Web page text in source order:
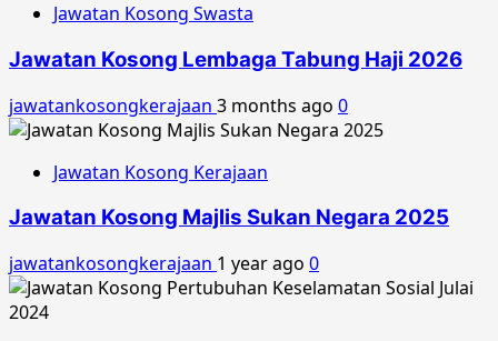
Jawatan Kosong Swasta
Jawatan Kosong Lembaga Tabung Haji 2026
jawatankosongkerajaan 3 months ago 0
Jawatan Kosong Kerajaan
Jawatan Kosong Majlis Sukan Negara 2025
jawatankosongkerajaan 1 year ago 0